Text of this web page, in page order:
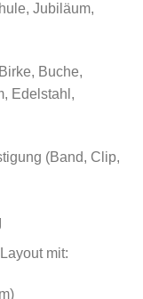
Jubiläum,
Buche,
Edelstahl,
(Band, Clip,
mit: